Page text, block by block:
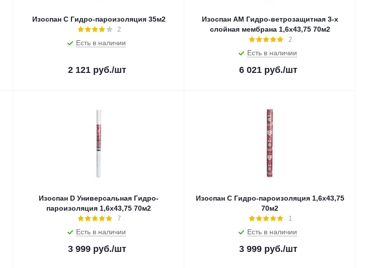
Изоспан С Гидро-пароизоляция 35м2
2
Есть в наличии
2 121руб./шт
Изоспан АМ Гидро-ветрозащитная 3-х
слойная мембрана 1,6х43,75 70м2
2
Есть в наличии
6 021руб./шт
Изоспан D Универсальная Гидро-
пароизоляция 1,6х43,75 70м2
7
Есть в наличии
3 999руб./шт
Изоспан С Гидро-пароизоляция 1,6х43,75
70м2
1
Есть в наличии
3 999руб./шт